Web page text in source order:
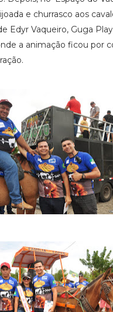
e churrasco aos
Edyr Vaqueiro, Guga
a animação ficou por